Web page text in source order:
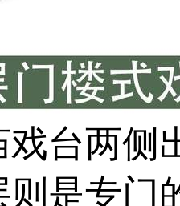
戏台两
则是专门